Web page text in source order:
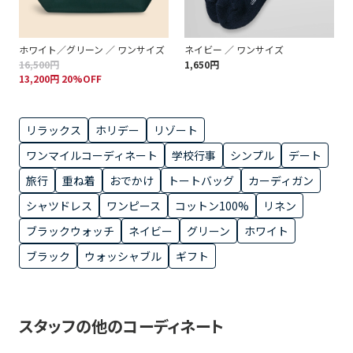
ホワイト／グリーン ／ ワンサイズ
16,500円
13,200円 20%OFF
ネイビー ／ ワンサイズ
1,650円
リラックス ホリデー
リゾート
ワンマイルコーディネート
学校行事 シンプル
デート
旅行
重ね着 おでかけ トートバッグ
カーディガン
シャツドレス
ワンピース コットン100%
リネン
ブラックウォッチ
ネイビー グリーン
ホワイト
ブラック
ウォッシャブル ギフト
スタッフの他のコーディネート